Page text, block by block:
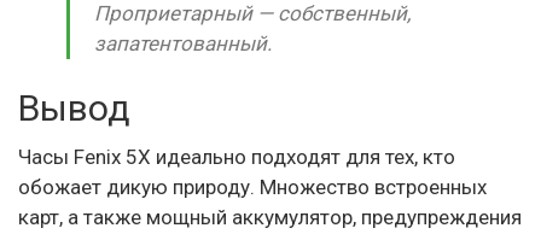
Проприетарный — собственный,
запатентованный.
Вывод
Часы Fenix 5X идеально подходят для тех, кто
обожает дикую природу. Множество встроенных
карт, а также мощный аккумулятор, предупреждения